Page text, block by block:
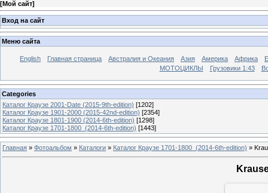
[Мой сайт]
Вход на сайт
Меню сайта
English Главная страница Австралия и Океания Азия Америка Африка
МОТОЦИКЛЫ
Грузовики 1:43
Categories
Каталог Краузе 2001-Date (2015-9th-edition) [1202]
Каталог Краузе 1901-2000 (2015-42nd-edition) [2354]
Каталог Краузе 1801-1900 (2014-6th-edition) [1298]
Каталог Краузе 1701-1800_(2014-6th-edition) [1443]
Главная » Фотоальбом » Каталоги » Каталог Краузе 1701-1800_(2014-6th-edition) »